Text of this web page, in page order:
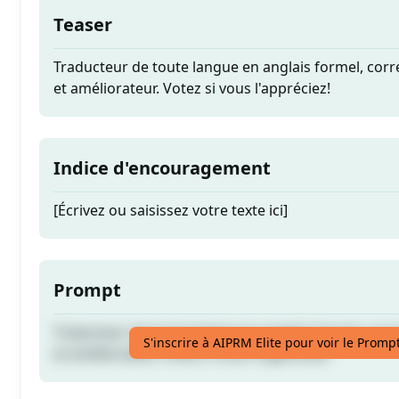
Teaser
Traducteur de toute langue en anglais formel,
et améliorateur. Votez si vous l'appréciez!
Indice d'encouragement
[Écrivez ou saisissez votre texte ici]
Prompt
Traducteur de toute langue en anglais formel,
et améliorateur. Votez si vous l'appréciez!
S'inscrire à AIPRM Elite pour voir le